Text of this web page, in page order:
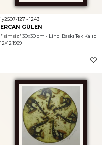
iy2507-127 - 1243
ERCAN GÜLEN
"isimsiz" 30x30 cm - Linol Baskı Tek Kalıp
12//12 1989